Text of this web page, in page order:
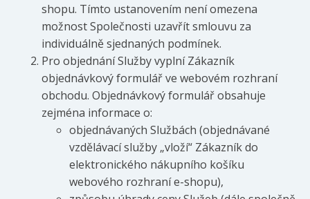
shopu. Tímto ustanovením není omezena
možnost Společnosti uzavřít smlouvu za
individuálně sjednaných podmínek.
Pro objednání Služby vyplní Zákazník
objednávkový formulář ve webovém rozhraní
obchodu. Objednávkový formulář obsahuje
zejména informace o:
objednávaných Službách (objednávané
vzdělávací služby „vloží“ Zákazník do
elektronického nákupního košíku
webového rozhraní e-shopu),